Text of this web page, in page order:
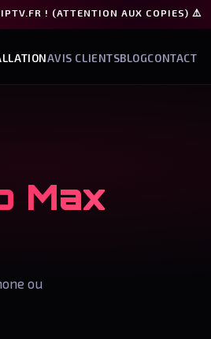
! (ATTENTION AUX COPIES) ⚠️
AVIS CLIENTSBLOGCONTACT
Max
ou